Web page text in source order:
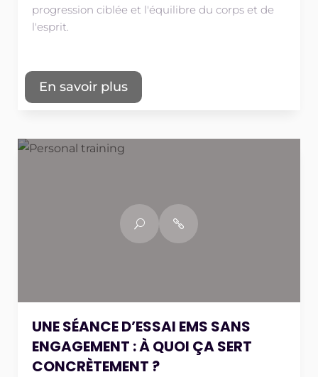
progression ciblée et l'équilibre du corps et de
l'esprit.
En savoir plus
UNE SÉANCE D’ESSAI EMS SANS
ENGAGEMENT : À QUOI ÇA SERT
CONCRÈTEMENT ?